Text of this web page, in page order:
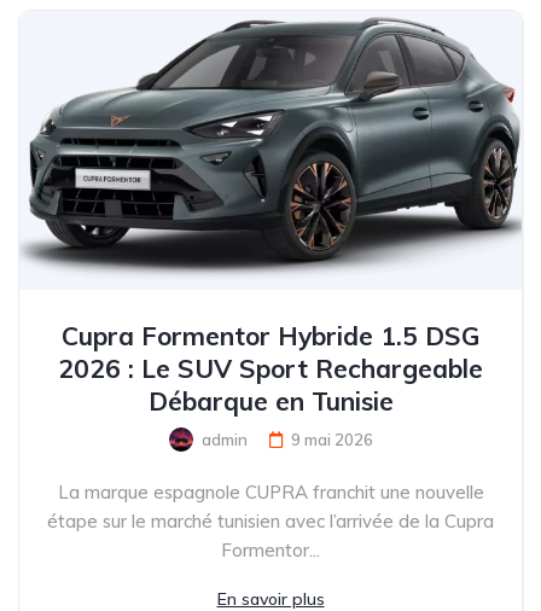
Cupra Formentor Hybride 1.5 DSG
2026 : Le SUV Sport Rechargeable
Débarque en Tunisie
admin 9 mai 2026
La marque espagnole CUPRA franchit une nouvelle
étape sur le marché tunisien avec l’arrivée de la Cupra
Formentor...
En savoir plus